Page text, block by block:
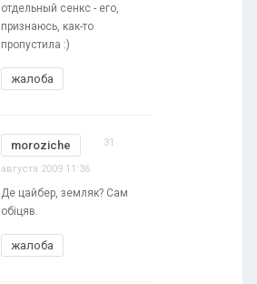
отдельный сенкс - его,
признаюсь, как-то
пропустила :)
жалоба
moroziche 31
августа 2009 11:36
Де цайбер, земляк? Сам
обіцяв.
жалоба